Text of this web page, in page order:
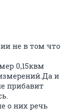
не в том что
0,15квм
и
прибавит
о них речь